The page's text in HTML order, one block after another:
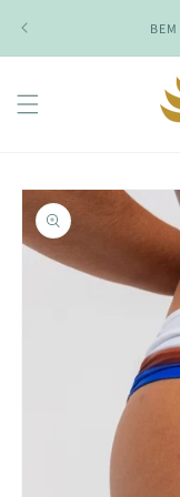
informações
do produto